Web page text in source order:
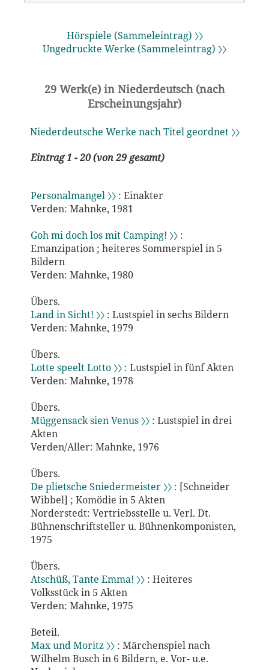
Hörspiele (Sammeleintrag) 〉〉
Ungedruckte Werke (Sammeleintrag) 〉〉
29 Werk(e) in Niederdeutsch (nach
Erscheinungsjahr)
Niederdeutsche Werke nach Titel geordnet 〉〉
Eintrag 1 - 20 (von 29 gesamt)
Personalmangel 〉〉: Einakter
Verden: Mahnke, 1981
Goh mi doch los mit Camping! 〉〉:
Emanzipation ; heiteres Sommerspiel in 5
Bildern
Verden: Mahnke, 1980
Übers.
Land in Sicht! 〉〉: Lustspiel in sechs Bildern
Verden: Mahnke, 1979
Übers.
Lotte speelt Lotto 〉〉: Lustspiel in fünf Akten
Verden: Mahnke, 1978
Übers.
Müggensack sien Venus 〉〉: Lustspiel in drei
Akten
Verden/Aller: Mahnke, 1976
Übers.
De plietsche Sniedermeister 〉〉: [Schneider
Wibbel] ; Komödie in 5 Akten
Norderstedt: Vertriebsstelle u. Verl. Dt.
Bühnenschriftsteller u. Bühnenkomponisten,
1975
Übers.
Atschüß, Tante Emma! 〉〉: Heiteres
Volksstück in 5 Akten
Verden: Mahnke, 1975
Beteil.
Max und Moritz 〉〉: Märchenspiel nach
Wilhelm Busch in 6 Bildern, e. Vor- u.e.